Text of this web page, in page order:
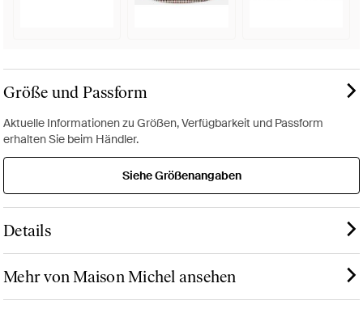
Größe und Passform
Aktuelle Informationen zu Größen, Verfügbarkeit und Passform
erhalten Sie beim Händler.
Siehe Größenangaben
Details
Mehr von Maison Michel ansehen